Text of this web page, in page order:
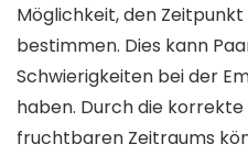
Möglichkeit, den Zeitpunkt
bestimmen. Dies kann
Schwierigkeiten bei der
haben. Durch die
fruchtbaren Zeitraums